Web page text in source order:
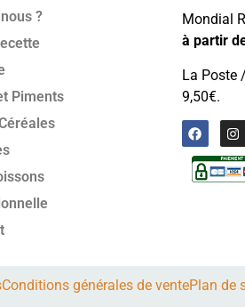
?
Piments
Mondial
à partir
La Poste
9,50€.
Conditions générales de ventePlan de